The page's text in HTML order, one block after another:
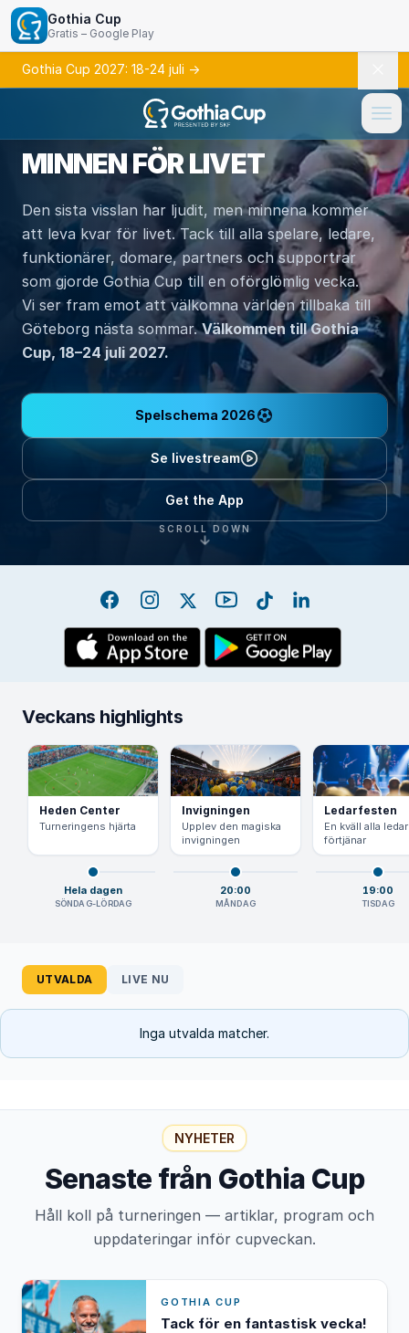
Gothia Cup
Gratis – Google Play
Gothia Cup 2027: 18-24 juli →
MINNEN FÖR LIVET
Den sista visslan har ljudit, men minnena kommer
att leva kvar för livet. Tack till alla spelare, ledare,
funktionärer, domare, partners och supportrar
som gjorde Gothia Cup till en oförglömlig vecka.
Vi ser fram emot att välkomna världen tillbaka till
Göteborg nästa sommar.Välkommen till Gothia
Cup, 18–24 juli 2027.
Spelschema 2026
Se livestream
Get the App
SCROLL DOWN
FacebookInstagram
X YouTubeTikTokLinkedIn
Veckans highlights
Heden Center
Turneringens hjärta
Hela dagen
SÖNDAG-LÖRDAG
Invigningen
Upplev den magiska
invigningen
20:00
MÅNDAG
Ledarfesten
En kväll alla
förtjänar
19:00
TISDAG
UTVALDA LIVE NU
Inga utvalda matcher.
NYHETER
Senaste från Gothia Cup
Håll koll på turneringen — artiklar, program och
uppdateringar inför cupveckan.
GOTHIA CUP
Tack för en fantastisk vecka!